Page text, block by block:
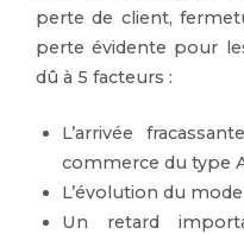
perte de client,
perte évidente pour
dû à 5 facteurs :
L’arrivée
commerce du type
L’évolution du
Un retard